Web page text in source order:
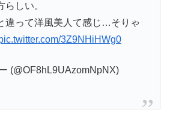
しい。
違って洋風美人て感じ…そりゃ
3Z9NHiHWg0
(@OF8hL9UAzomNpNX)